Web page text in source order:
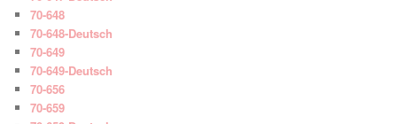
70-648
70-648-Deutsch
70-649
70-649-Deutsch
70-656
70-659